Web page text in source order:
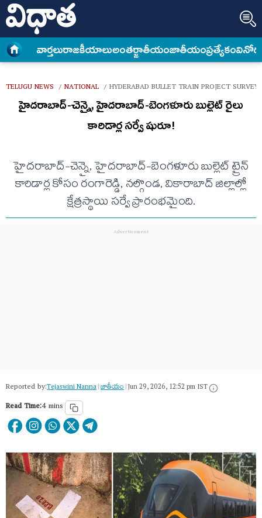
వార్త‌లురాజకీయాలుఅంత‌ర్జాతీయంజాతీయంప్రత్యేకం
TELUGU NEWS / NATIONAL / HYDERABAD BULLET TRAIN PROJECT
హైదరాబాద్-చెన్నై, హైదరాబాద్-బెంగళూరు బుల్లెట్ రైలు
కారిడార్ల సర్వే షురూ!
హైదరాబాద్-చెన్నై, హైదరాబాద్-బెంగళూరు బుల్లెట్ ట్రైన్
కారిడార్ల కోసం రంగారెడ్డి, నల్గొండ, వికారాబాద్ జిల్లాల్లో
క్షేత్రస్థాయి సర్వే ప్రారంభమైంది.
Reported by:Tejaswini Nanna|జాతీయం|Jun 29, 2026, 12:52 pm IST
Read Time:4 mins